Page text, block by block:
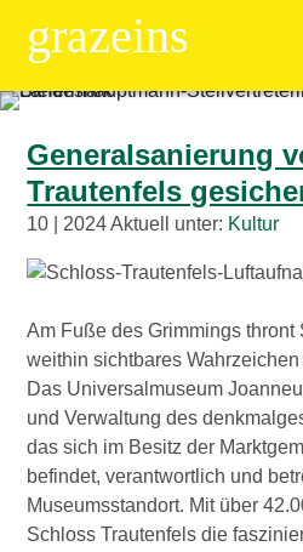
grazeins
Kiosk
News-Ticker
Frauen
Senioren
ÖAAB
Generalsanierung
Trautenfels
10 | 2024 Aktuell unter: Kultur
Am Fuße des Grimmings thront
weithin sichtbares
Das Universalmuseum
und Verwaltung des
das sich im Besitz der
befindet, verantwortlich und
Museumsstandort. Mit über
Schloss Trautenfels die